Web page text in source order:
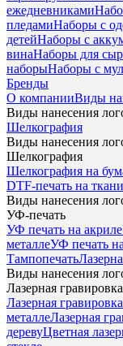
ежедневниками
пледамиНаборы с
детейНаборы с
винаНаборы для
наборыНаборы с
Бренды
О компанииВиды
Виды нанесения
Шелкография
Виды нанесения
Шелкография
Шелкография на
DTF-печать на ткани
Виды нанесения
УФ-печать
УФ печать на акриле
металлеУФ печать
Тампопечать
Виды нанесения
Лазерная гравировка
Лазерная
металлеЛазерная
деревуЦветная